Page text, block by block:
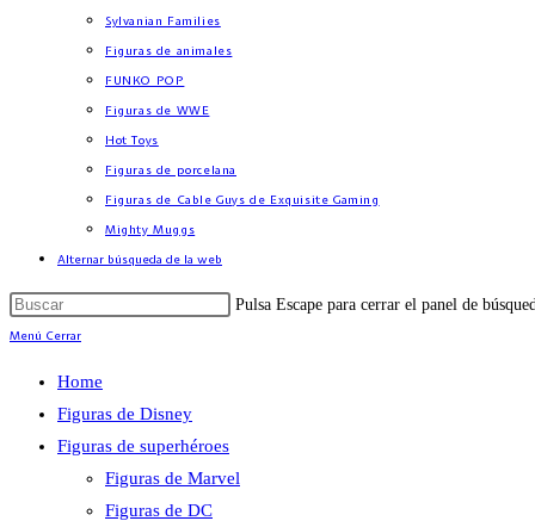
Sylvanian Families
Figuras de animales
FUNKO POP
Figuras de WWE
Hot Toys
Figuras de porcelana
Figuras de Cable Guys de Exquisite Gaming
Mighty Muggs
Alternar búsqueda de la web
Pulsa Escape para cerrar el panel de
Menú Cerrar
Home
Figuras de Disney
Figuras de superhéroes
Figuras de Marvel
Figuras de DC